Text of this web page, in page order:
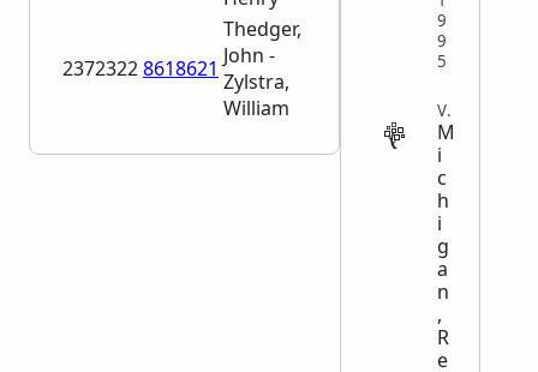
23723228618621
Thedger,
John -
Zylstra,
William
9
9
5
VITAL
M
i
c
h
i
g
a
n
,
R
e